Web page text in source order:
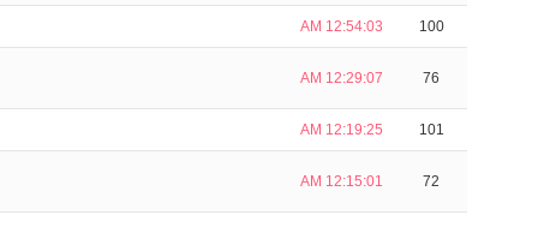
AM 12:54:03 100
AM 12:29:07 76
AM 12:19:25 101
AM 12:15:01 72